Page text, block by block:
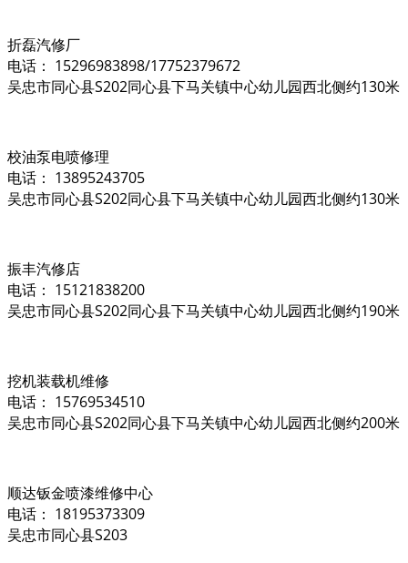
折磊汽修厂
电话： 15296983898/17752379672
吴忠市同心县S202同心县下马关镇中心幼儿园西北侧约130米
校油泵电喷修理
电话： 13895243705
吴忠市同心县S202同心县下马关镇中心幼儿园西北侧约130米
振丰汽修店
电话： 15121838200
吴忠市同心县S202同心县下马关镇中心幼儿园西北侧约190米
挖机装载机维修
电话： 15769534510
吴忠市同心县S202同心县下马关镇中心幼儿园西北侧约200米
顺达钣金喷漆维修中心
电话： 18195373309
吴忠市同心县S203